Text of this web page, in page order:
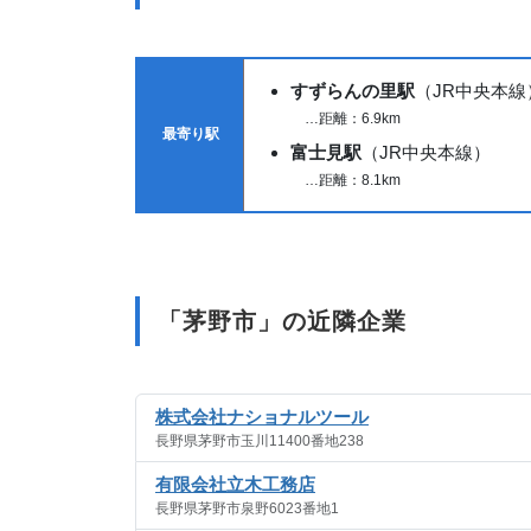
最寄り駅
すずらんの里駅 （JR中央本線
…距離：6.9km
富士見駅 （JR中央本線）
…距離：8.1km
「茅野市」の近隣企業
株式会社ナショナルツール
長野県茅野市玉川11400番地238
有限会社立木工務店
長野県茅野市泉野6023番地1